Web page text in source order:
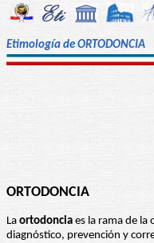
Etimología de ORTODONCIA
ORTODONCIA
La ortodoncia es la rama de
diagnóstico, prevención y